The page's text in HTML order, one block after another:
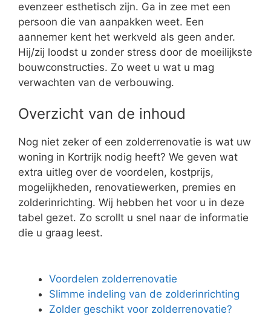
evenzeer esthetisch zijn. Ga in zee met een
persoon die van aanpakken weet. Een
aannemer kent het werkveld als geen ander.
Hij/zij loodst u zonder stress door de moeilijkste
bouwconstructies. Zo weet u wat u mag
verwachten van de verbouwing.
Overzicht van de inhoud
Nog niet zeker of een zolderrenovatie is wat uw
woning in Kortrijk nodig heeft? We geven wat
extra uitleg over de voordelen, kostprijs,
mogelijkheden, renovatiewerken, premies en
zolderinrichting. Wij hebben het voor u in deze
tabel gezet. Zo scrollt u snel naar de informatie
die u graag leest.
Voordelen zolderrenovatie
Slimme indeling van de zolderinrichting
Zolder geschikt voor zolderrenovatie?